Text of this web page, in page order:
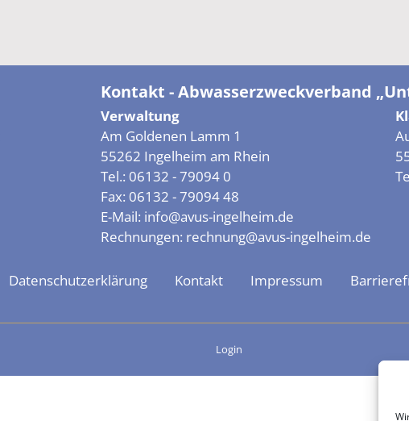
Kontakt - Abwasserzweckverband
Verwaltung
Am Goldenen Lamm 1
55262 Ingelheim am Rhein
Tel.: 06132 - 79094 0
Fax: 06132 - 79094 48
E-Mail: info@avus-ingelheim.de
Rechnungen: rechnung@avus-ingelheim.de
Datenschutzerklärung Kontakt Impressum
Login